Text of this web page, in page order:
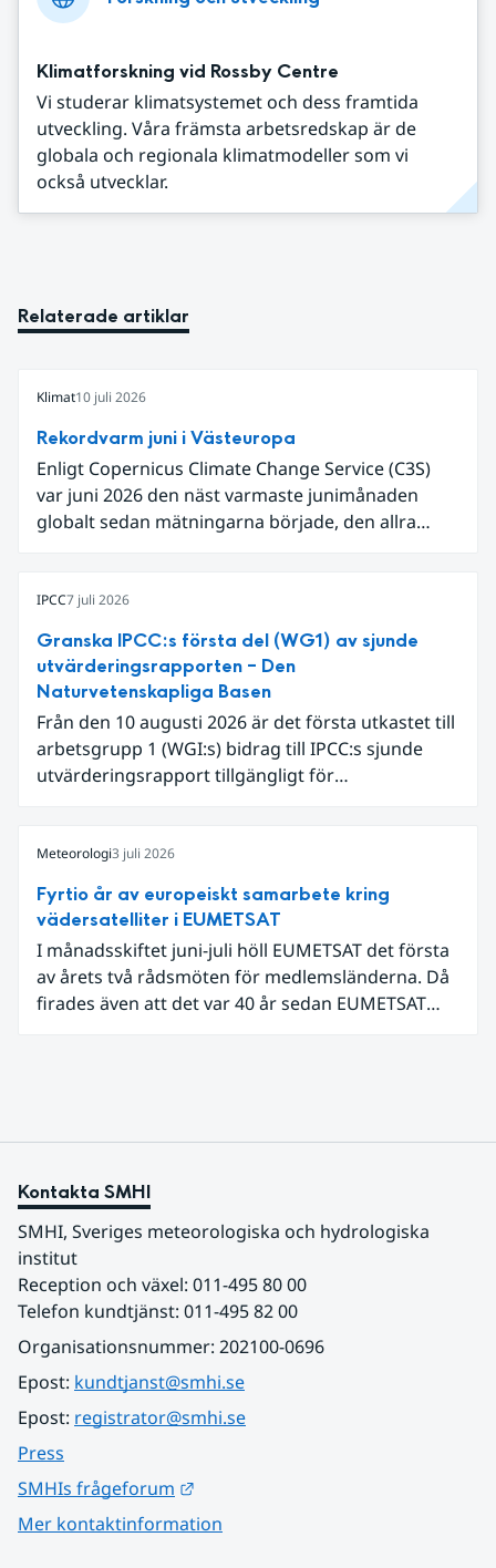
Klimatforskning vid Rossby Centre
Vi studerar klimatsystemet och dess framtida
utveckling. Våra främsta arbetsredskap är de
globala och regionala klimatmodeller som vi
också utvecklar.
Relaterade artiklar
Klimat10 juli 2026
Rekordvarm juni i Västeuropa
Enligt Copernicus Climate Change Service (C3S)
var juni 2026 den näst varmaste junimånaden
globalt sedan mätningarna började, den allra
begränsar oss till Västeuropa var det den allra
varmaste juni. Detta betingades till stor del av en
extrem hetta i slutet av månaden. Världshavens
ytvattentemperaturer var den högsta som
uppmätts för en juni månad, vilket ligger i fas med
en framväxande El Niño i Stilla havet.
IPCC7 juli 2026
Granska IPCC:s första del (WG1) av sjunde
utvärderingsrapporten – Den
Naturvetenskapliga Basen
Från den 10 augusti 2026 är det första utkastet till
arbetsgrupp 1 (WGI:s) bidrag till IPCC:s sjunde
utvärderingsrapport tillgängligt för
Meteorologi3 juli 2026
Fyrtio år av europeiskt samarbete kring
vädersatelliter i EUMETSAT
I månadsskiftet juni-juli höll EUMETSAT det första
av årets två rådsmöten för medlemsländerna. Då
firades även att det var 40 år sedan EUMETSAT
samhällsnytta genom meteorologiska satellitdata.
Kontakta SMHI
SMHI, Sveriges meteorologiska och hydrologiska
institut
Reception och växel: 011-495 80 00
Telefon kundtjänst: 011-495 82 00
Organisationsnummer: 202100-0696
Epost: kundtjanst@smhi.se
Epost: registrator@smhi.se
Press
SMHIs frågeforum
Mer kontaktinformation